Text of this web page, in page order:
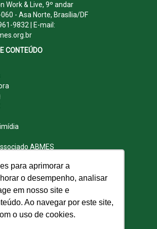
para aprimorar a
o desempenho, analisar
em nosso site e
Ao navegar por este site,
o uso de cookies.
Work & Live, 9º andar
- Asa Norte, Brasília/DF
9832 | E-mail:
CONTEÚDO
ABMES